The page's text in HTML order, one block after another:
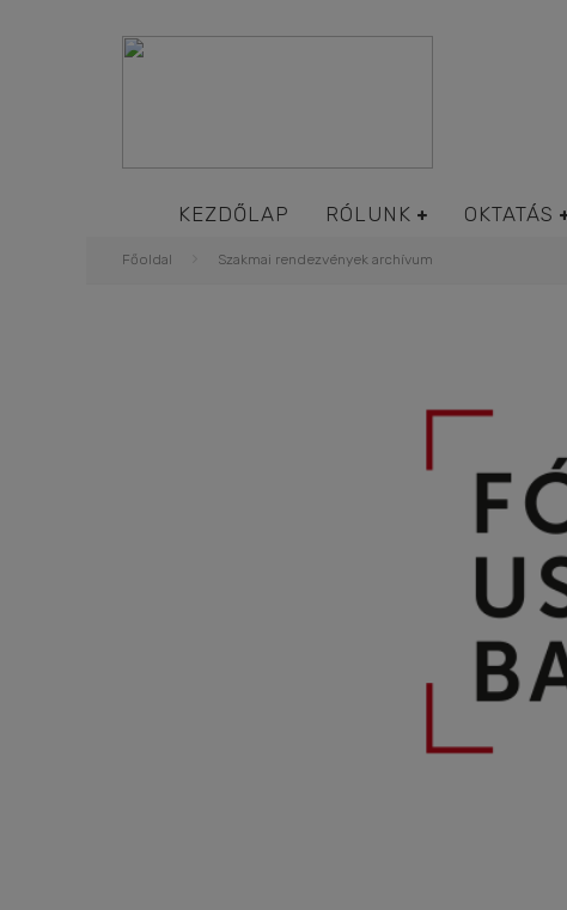
KEZDŐLAP RÓLUNK OKTATÁS
Főoldal Szakmai rendezvények archívum